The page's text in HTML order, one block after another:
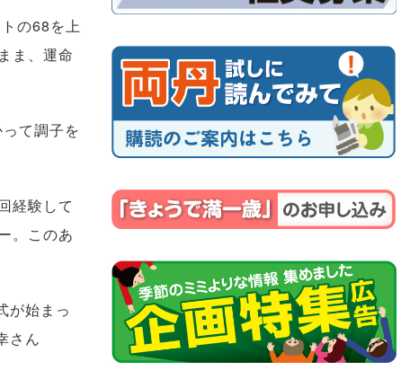
の68を上
ま、運命
て調子を
経験して
。このあ
が始まっ
さん